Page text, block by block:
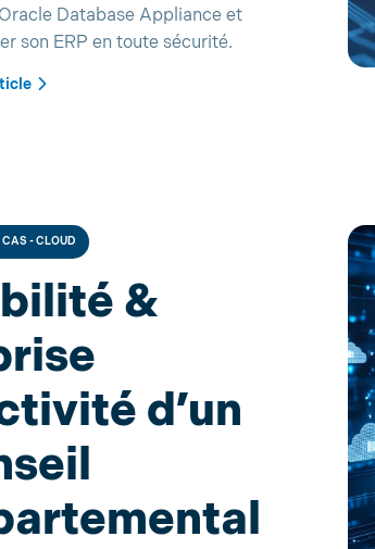
Database Appliance et
son ERP en toute sécurité.
CAS - CLOUD
&
d’un